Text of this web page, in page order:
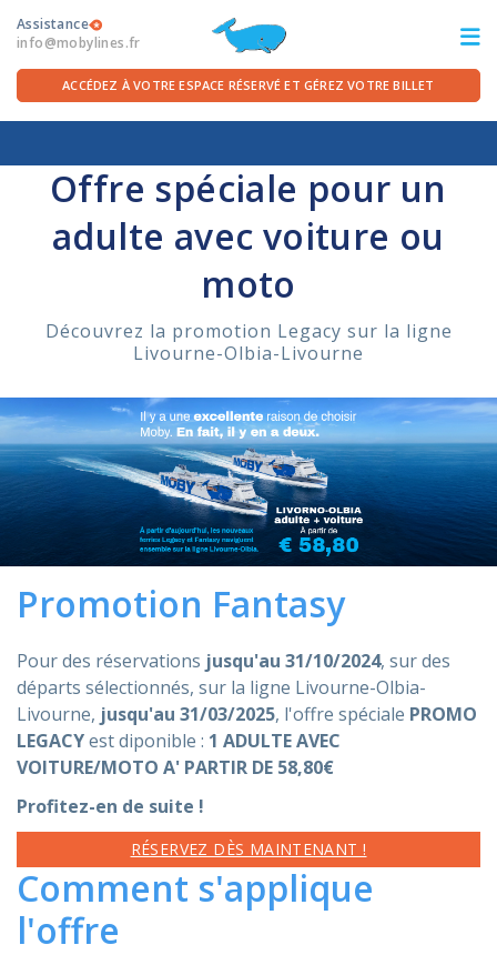
Assistance
info@mobylines.fr
ITA FRA DEU ENG
LES TRAVERSÉES
POUR LE DÉPART
SERVICES À BORD
LA COMPAGNIE
Assistance En ligne
Assistanceinfo@mobylines.fr
ACCÉDEZ À VOTRE ESPACE RÉSERVÉ ET GÉREZ VOTRE BILLET
Accueil/Offres/PROMOTIONS ACTUELLES/Promotion Legacy
Offre spéciale pour un
adulte avec voiture ou
moto
Découvrez la promotion Legacy sur la ligne
Livourne-Olbia-Livourne
Promotion Fantasy
Pour des réservations jusqu'au 31/10/2024, sur des
départs sélectionnés, sur la ligne Livourne-Olbia-
Livourne, jusqu'au 31/03/2025, l'offre spéciale PROMO
LEGACYest diponible : 1 ADULTE AVEC
VOITURE/MOTO A' PARTIR DE 58,80€
Profitez-en de suite !
RÉSERVEZ DÈS MAINTENANT !
Comment s'applique
l'offre